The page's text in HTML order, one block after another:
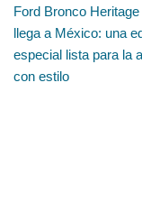
Ford Bronco
llega a México: una
especial lista para la
con estilo